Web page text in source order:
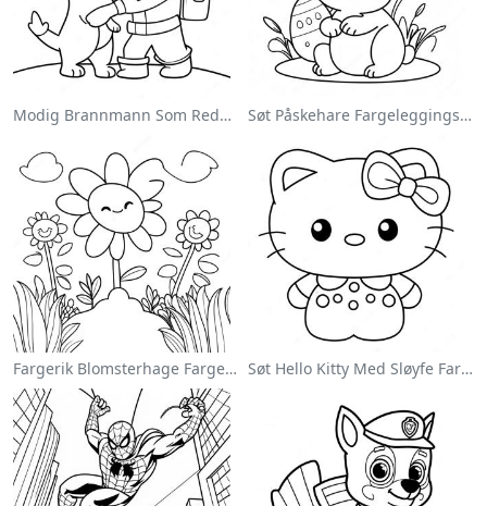
Modig Brannmann Som Redder En Katt Fargeleggingsside Søt Påskehare Fargeleggingsside
Fargerik Blomsterhage Fargeleggingsside Søt Hello Kitty Med Sløyfe Fargeleggingsside